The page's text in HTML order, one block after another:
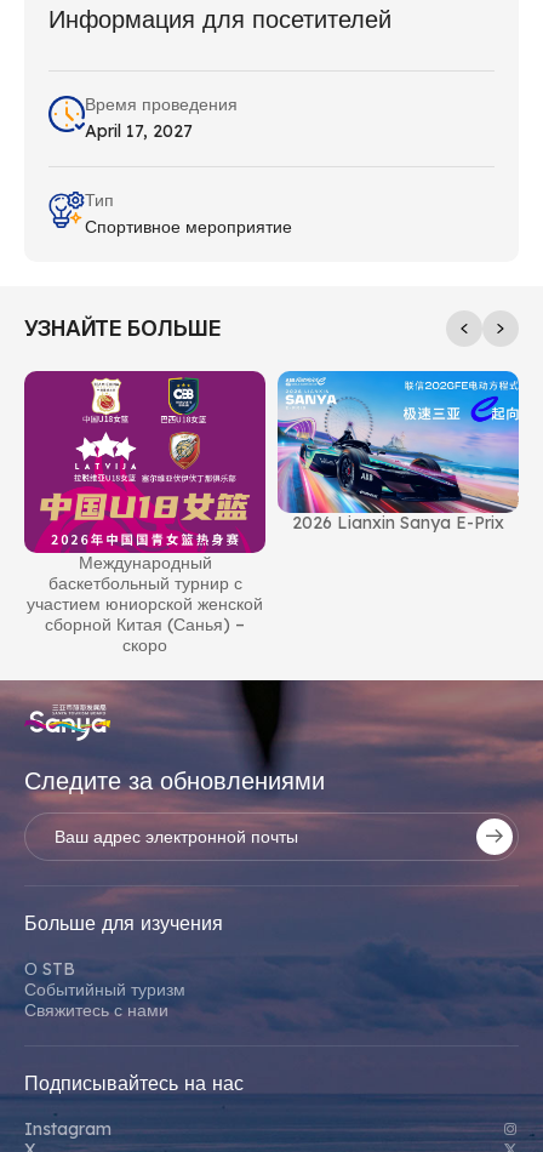
Информация для посетителей
Время проведения
April 17, 2027
Тип
Спортивное мероприятие
УЗНАЙТЕ БОЛЬШЕ
Международный
баскетбольный турнир с
участием юниорской женской
сборной Китая (Санья) –
скоро
2026 Lianxin Sanya E-Prix
Следите за обновлениями
Больше для изучения
О STB
Событийный туризм
Свяжитесь с нами
Подписывайтесь на нас
Instagram